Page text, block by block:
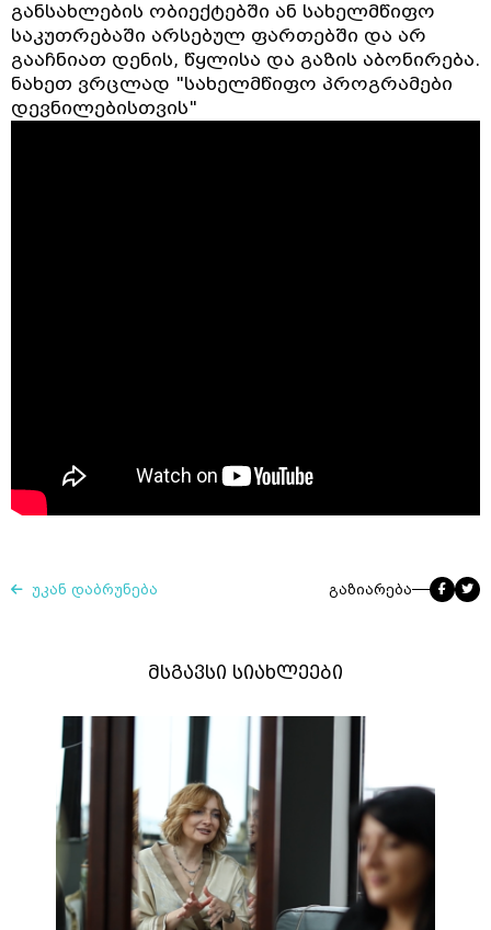
განსახლების ობიექტებში ან სახელმწიფო
საკუთრებაში არსებულ ფართებში და არ
გააჩნიათ დენის, წყლისა და გაზის აბონირება.
ნახეთ ვრცლად "სახელმწიფო პროგრამები
დევნილებისთვის"
უკან დაბრუნება გაზიარება
მსგავსი სიახლეები